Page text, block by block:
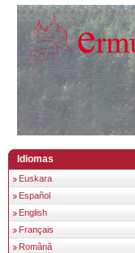
Idiomas
Euskara
Español
English
Français
Română